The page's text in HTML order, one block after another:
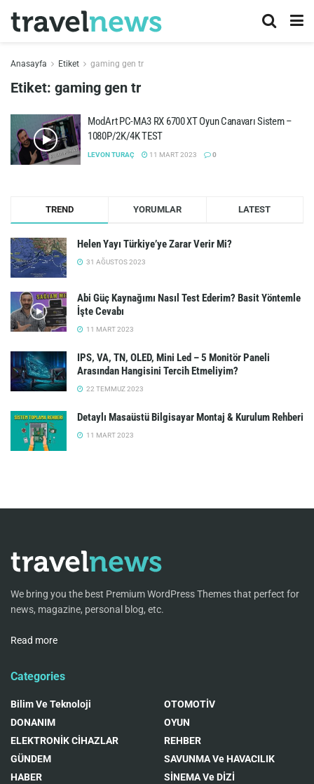
Anasayfa Etiket gaming gen tr
Etiket: gaming gen tr
ModArt PC-MA3 RX 6700 XT Oyun Canavarı Sistem –
1080P/2K/4K TEST
LEVON TURAÇ 11 MART 2023 0
TREND YORUMLAR LATEST
Helen Yayı Türkiye’ye Zarar Verir Mi?
31 AĞUSTOS 2023
Abi Güç Kaynağımı Nasıl Test Ederim? Basit Yöntemle
İşte Cevabı
11 MART 2023
IPS, VA, TN, OLED, Mini Led – 5 Monitör Paneli
Arasından Hangisini Tercih Etmeliyim?
22 TEMMUZ 2023
Detaylı Masaüstü Bilgisayar Montaj & Kurulum Rehberi
11 MART 2023
We bring you the best Premium WordPress Themes that perfect for
news, magazine, personal blog, etc.
Read more
Categories
Bilim Ve Teknoloji
DONANIM
ELEKTRONİK CİHAZLAR
GÜNDEM
HABER
OTOMOTİV
OYUN
REHBER
SAVUNMA Ve HAVACILIK
SİNEMA Ve DİZİ